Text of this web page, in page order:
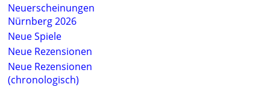
Neuerscheinungen
Nürnberg 2026
Neue Spiele
Neue Rezensionen
Neue Rezensionen
(chronologisch)